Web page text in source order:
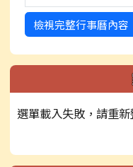
檢視完整行事曆內容
選單載入失敗，請重新